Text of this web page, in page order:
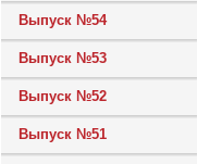
Выпуск №54
Выпуск №53
Выпуск №52
Выпуск №51